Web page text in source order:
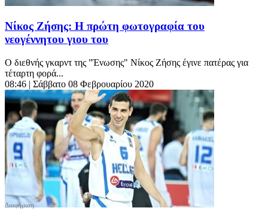
Νίκος Ζήσης: Η πρώτη φωτογραφία του
νεογέννητου γιου του
Ο διεθνής γκαρντ της "Ένωσης" Νίκος Ζήσης έγινε πατέρας για
τέταρτη φορά...
08:46 | Σάββατο 08 Φεβρουαρίου 2020